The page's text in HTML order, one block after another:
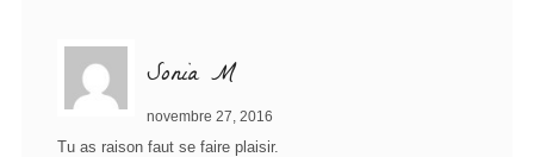
Sonia M
novembre 27, 2016
Tu as raison faut se faire plaisir.